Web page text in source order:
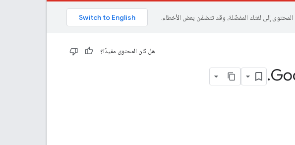
هل كان المحتوى مفيدًا؟
.